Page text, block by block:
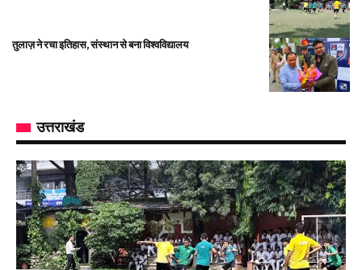
तुलाज़ ने रचा इतिहास, संस्थान से बना विश्वविद्यालय
उत्तराखंड